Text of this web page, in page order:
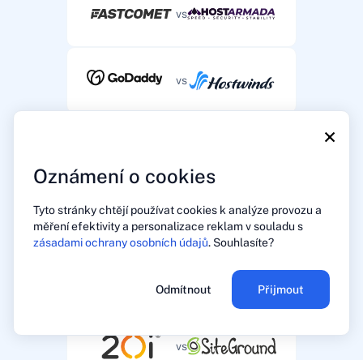
×
Oznámení o cookies
Tyto stránky chtějí používat cookies k analýze provozu a
měření efektivity a personalizace reklam v souladu s
zásadami ochrany osobních údajů. Souhlasíte?
Odmítnout Přijmout
vs
vs
vs
vs